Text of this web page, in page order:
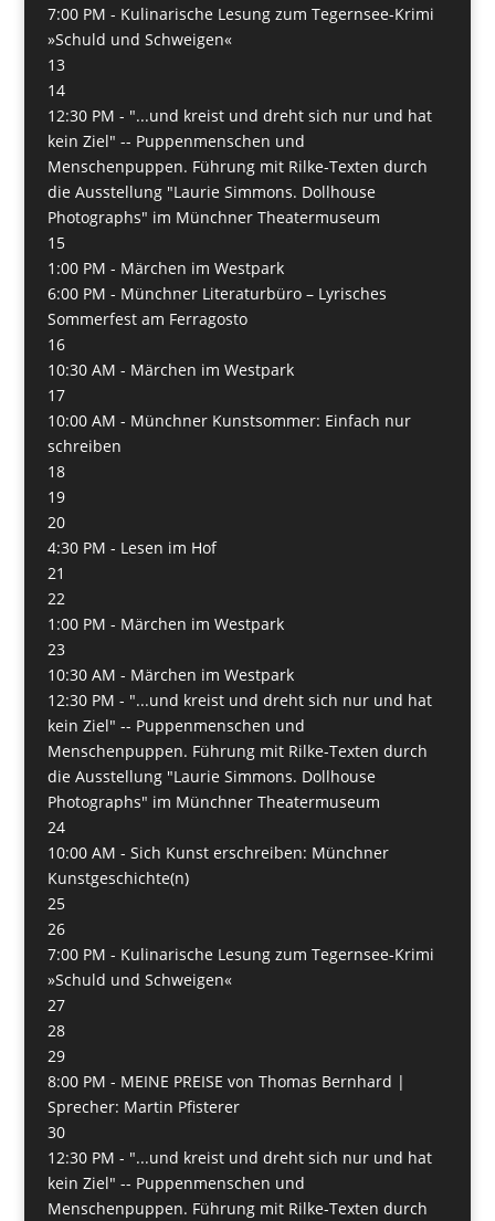
7:00 PM - Kulinarische Lesung zum Tegernsee-Krimi
»Schuld und Schweigen«
13
14
12:30 PM - "...und kreist und dreht sich nur und hat
kein Ziel" -- Puppenmenschen und
Menschenpuppen. Führung mit Rilke-Texten durch
die Ausstellung "Laurie Simmons. Dollhouse
Photographs" im Münchner Theatermuseum
15
1:00 PM - Märchen im Westpark
6:00 PM - Münchner Literaturbüro – Lyrisches
Sommerfest am Ferragosto
16
10:30 AM - Märchen im Westpark
17
10:00 AM - Münchner Kunstsommer: Einfach nur
schreiben
18
19
20
4:30 PM - Lesen im Hof
21
22
1:00 PM - Märchen im Westpark
23
10:30 AM - Märchen im Westpark
12:30 PM - "...und kreist und dreht sich nur und hat
kein Ziel" -- Puppenmenschen und
Menschenpuppen. Führung mit Rilke-Texten durch
die Ausstellung "Laurie Simmons. Dollhouse
Photographs" im Münchner Theatermuseum
24
10:00 AM - Sich Kunst erschreiben: Münchner
Kunstgeschichte(n)
25
26
7:00 PM - Kulinarische Lesung zum Tegernsee-Krimi
»Schuld und Schweigen«
27
28
29
8:00 PM - MEINE PREISE von Thomas Bernhard |
Sprecher: Martin Pfisterer
30
12:30 PM - "...und kreist und dreht sich nur und hat
kein Ziel" -- Puppenmenschen und
Menschenpuppen. Führung mit Rilke-Texten durch